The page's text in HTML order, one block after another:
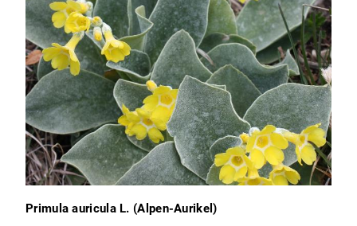
Primula auricula L. (Alpen-Aurikel)